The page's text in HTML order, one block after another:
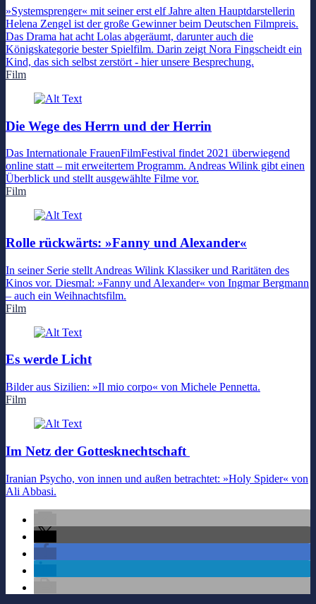
»Systemsprenger« mit seiner erst elf Jahre alten Hauptdarstellerin
Helena Zengel ist der große Gewinner beim Deutschen Filmpreis.
Das Drama hat acht Lolas abgeräumt, darunter auch die
Königskategorie bester Spielfilm. Darin zeigt Nora Fingscheidt ein
Kind, das sich selbst zerstört - hier unsere Besprechung.
Film
Die Wege des Herrn und der Herrin
Das Internationale FrauenFilmFestival findet 2021 überwiegend
online statt – mit erweitertem Programm. Andreas Wilink gibt einen
Überblick und stellt ausgewählte Filme vor.
Film
Rolle rückwärts: »Fanny und Alexander«
In seiner Serie stellt Andreas Wilink Klassiker und Raritäten des
Kinos vor. Diesmal: »Fanny und Alexander« von Ingmar Bergmann
– auch ein Weihnachtsfilm.
Film
Es werde Licht
Bilder aus Sizilien: »Il mio corpo« von Michele Pennetta.
Film
Im Netz der Gottesknechtschaft
Iranian Psycho, von innen und außen betrachtet: »Holy Spider« von
Ali Abbasi.